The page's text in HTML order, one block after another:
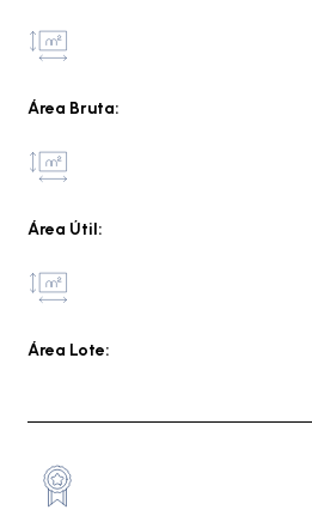
Área Bruta:
Área Útil:
Área Lote: